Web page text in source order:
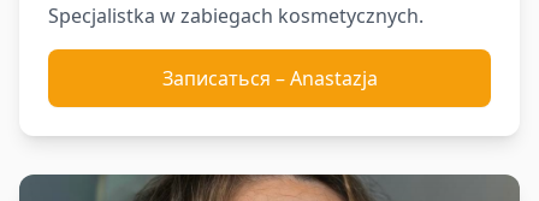
Specjalistka w zabiegach kosmetycznych.
Записаться –Anastazja